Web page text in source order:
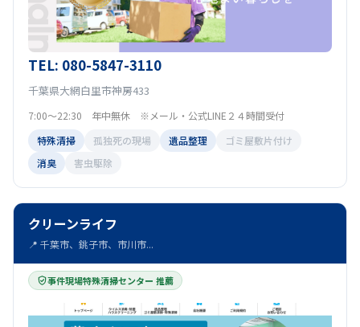
TEL: 080-5847-3110
千葉県大網白里市神房433
7:00～22:30 年中無休 ※メール・公式LINE２４時間受付
特殊清掃
孤独死の現場 遺品整理
ゴミ屋敷片付け
消臭
害虫駆除
クリーンライフ
📍 千葉市、銚子市、市川市...
事件現場特殊清掃センター 推薦